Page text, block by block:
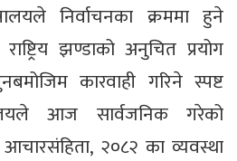
निर्वाचनका क्रममा हुने
राष्ट्रिय झण्डाको अनुचित प्रयोग
कारवाही गरिने स्पष्ट
आज सार्वजनिक गरेको
आचारसंहिता, २०८२ का व्यवस्था